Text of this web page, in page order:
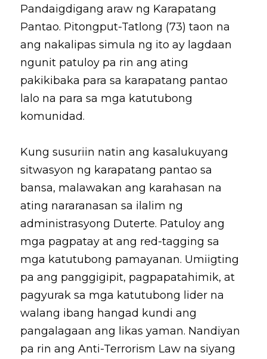
Umalohokan News
Coverage
Photos
Artivism
Megsembatu Kite!
KPinay, May K Ka
Fëgëlukës at Linggëng
Illustrations
Support LILAK
Pandaigdigang araw ng Karapatang
Pantao. Pitongput-Tatlong (73) taon na
ang nakalipas simula ng ito ay lagdaan
ngunit patuloy pa rin ang ating
pakikibaka para sa karapatang pantao
lalo na para sa mga katutubong
komunidad.
Kung susuriin natin ang kasalukuyang
sitwasyon ng karapatang pantao sa
bansa, malawakan ang karahasan na
ating nararanasan sa ilalim ng
administrasyong Duterte. Patuloy ang
mga pagpatay at ang red-tagging sa
mga katutubong pamayanan. Umiigting
pa ang panggigipit, pagpapatahimik, at
pagyurak sa mga katutubong lider na
walang ibang hangad kundi ang
pangalagaan ang likas yaman. Nandiyan
pa rin ang Anti-Terrorism Law na siyang